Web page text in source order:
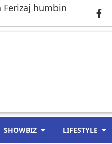
humbin
SHOWBIZ LIFESTYLE